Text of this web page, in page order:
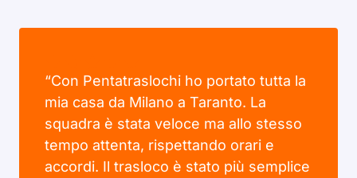
“Con Pentatraslochi ho portato tutta la
mia casa da Milano a Taranto. La
squadra è stata veloce ma allo stesso
tempo attenta, rispettando orari e
accordi. Il trasloco è stato più semplice